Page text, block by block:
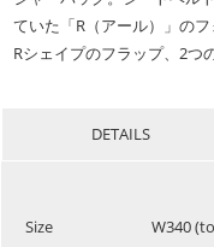
ていた「R（アール）」の
Rシェイプのフラップ、2つ
DETAILS
Size W340